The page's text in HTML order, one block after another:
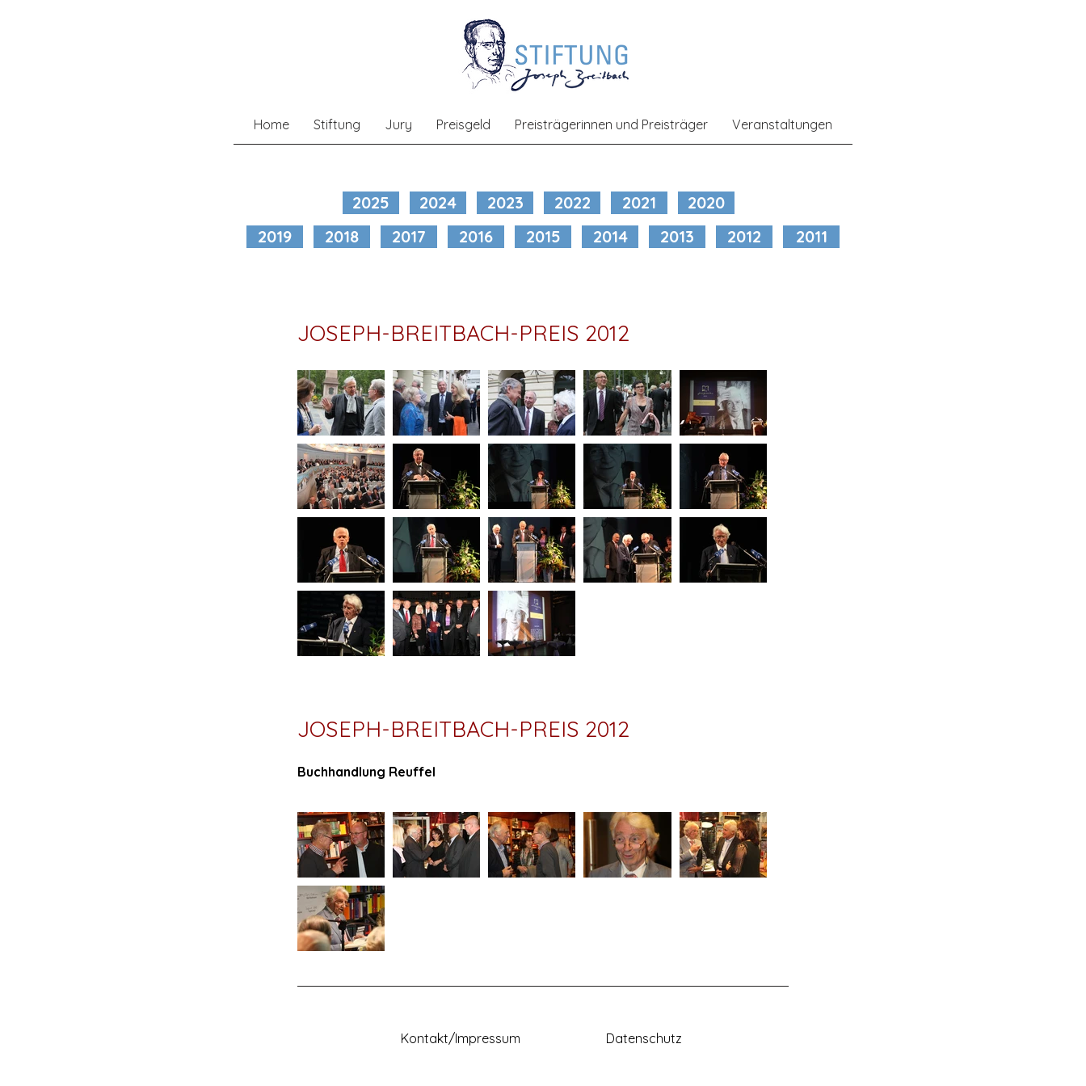
Home Stiftung Jury Preisgeld Preisträgerinnen und Preisträger Veranstaltungen
2025 2024 2023 2022 2021
2020
2019
2018 2017 2016 2015 2014 2013 2012 2011
JOSEPH-BREITBACH-PREIS 2012
JOSEPH-BREITBACH-PREIS 2012
Buchhandlung Reuffel
Kontakt/Impressum Datenschutz